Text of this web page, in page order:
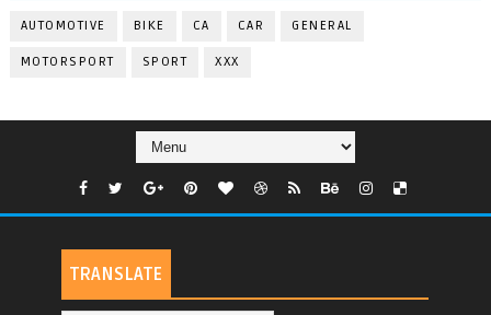
AUTOMOTIVE BIKE CA CAR GENERAL
MOTORSPORT SPORT XXX
TRANSLATE